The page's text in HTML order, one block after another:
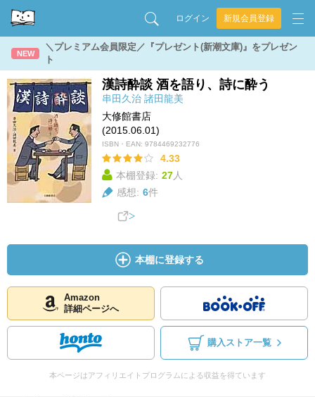
ログイン 新規会員登録
NEW
＼プレミアム会員限定／『プレゼント(新潮文庫)』をプレゼン
ト
漢詩酔談 酒を語り、詩に酔う
串田久治 諸田龍美
大修館書店
(2015.06.01)
ISBN・EAN: 9784469232776
4.33
本棚登録: 27人
感想: 6件
本棚に登録する
Amazon
詳細ページへ
購入ストア一覧
本ページはアフィリエイトプログラムによる収益を得ています